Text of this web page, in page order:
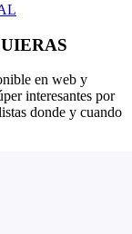
en web y
interesantes por
donde y cuando